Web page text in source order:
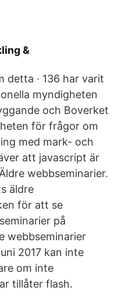
&
detta · 136 har varit
myndigheten
och Boverket
för frågor om
med mark- och
att javascript är
webbseminarier.
äldre
för att se
på
webbseminarier
2017 kan inte
om inte
tillåter flash.